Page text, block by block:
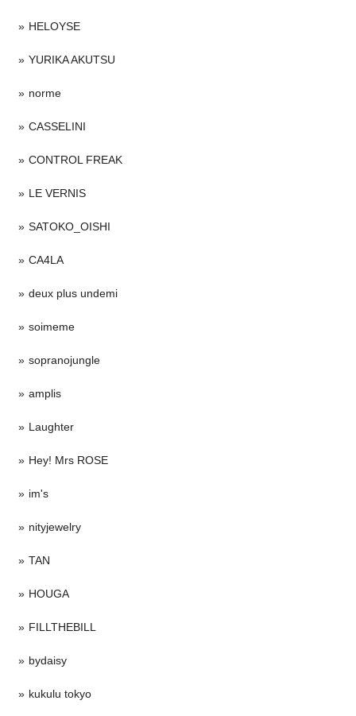
HELOYSE
YURIKA AKUTSU
norme
CASSELINI
CONTROL FREAK
LE VERNIS
SATOKO_OISHI
CA4LA
deux plus undemi
soimeme
sopranojungle
amplis
Laughter
Hey! Mrs ROSE
im's
nityjewelry
TAN
HOUGA
FILLTHEBILL
bydaisy
kukulu tokyo